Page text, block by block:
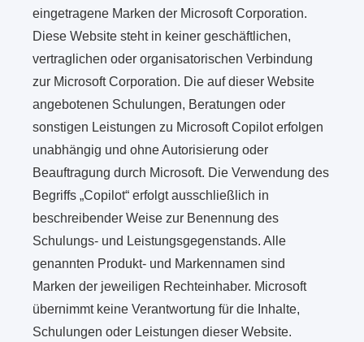
eingetragene Marken der Microsoft Corporation.
Diese Website steht in keiner geschäftlichen,
vertraglichen oder organisatorischen Verbindung
zur Microsoft Corporation. Die auf dieser Website
angebotenen Schulungen, Beratungen oder
sonstigen Leistungen zu Microsoft Copilot erfolgen
unabhängig und ohne Autorisierung oder
Beauftragung durch Microsoft. Die Verwendung des
Begriffs „Copilot“ erfolgt ausschließlich in
beschreibender Weise zur Benennung des
Schulungs- und Leistungsgegenstands. Alle
genannten Produkt- und Markennamen sind
Marken der jeweiligen Rechteinhaber. Microsoft
übernimmt keine Verantwortung für die Inhalte,
Schulungen oder Leistungen dieser Website.